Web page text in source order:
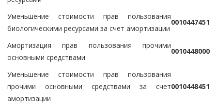
Уменьшение стоимости прав пользования
биологическими ресурсами за счет амортизации
0010447451
Амортизация прав пользования прочими
основными средствами
0010448000
Уменьшение стоимости прав пользования
прочими основными средствами за счет
амортизации
0010448451